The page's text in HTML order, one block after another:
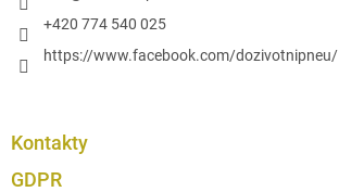
+420 774 540 025
https://www.facebook.com/dozivotnipneu/
Kontakty
GDPR